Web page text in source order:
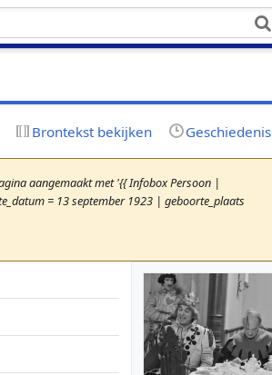
Brontekst bekijken Geschiedenis
aangemaakt met '{{ Infobox Persoon |
= 13 september 1923 | geboorte_plaats